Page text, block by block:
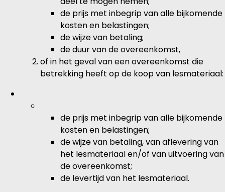
de prijs met inbegrip van alle bijkomende
kosten en belastingen;
de wijze van betaling;
de duur van de overeenkomst,
of in het geval van een overeenkomst die
betrekking heeft op de koop van lesmateriaal:
de prijs met inbegrip van alle bijkomende
kosten en belastingen;
de wijze van betaling, van aflevering van
het lesmateriaal en/of van uitvoering van
de overeenkomst;
de levertijd van het lesmateriaal.